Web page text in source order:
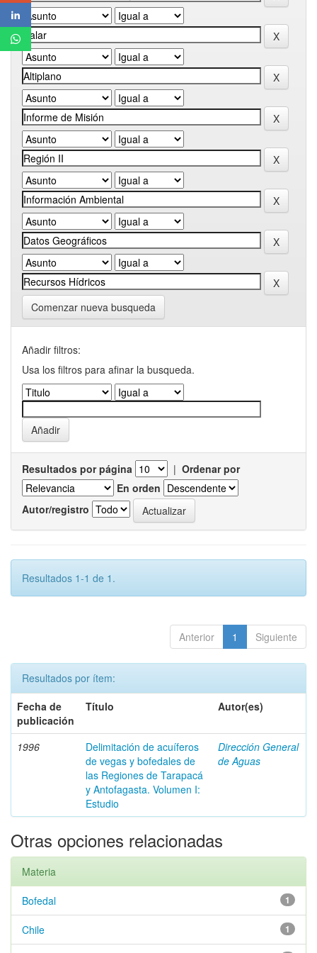
Comenzar nueva busqueda
Añadir filtros:
Usa los filtros para afinar la busqueda.
Resultados por página | Ordenar por
En orden
Autor/registro
Resultados 1-1 de 1.
Anterior 1 Siguiente
Resultados por ítem:
Fecha de
publicación
Título Autor(es)
1996
Delimitación de acuíferos
de vegas y bofedales de
las Regiones de Tarapacá
y Antofagasta. Volumen I:
Estudio
Dirección General
de Aguas
Otras opciones relacionadas
Materia
1
Bofedal
1
Chile